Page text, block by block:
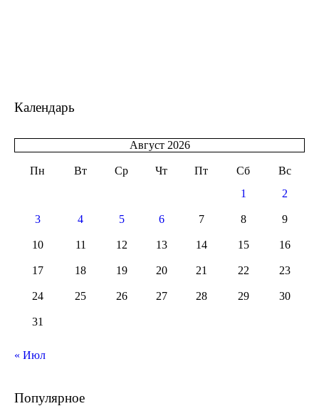
Календарь
Август 2026
Пн Вт Ср Чт Пт Сб
Вс
1
2
3 4 5 6 7 8 9
10 11 12 13 14 15 16
17 18 19 20 21 22 23
24 25 26 27 28 29 30
31
« Июл
Популярное